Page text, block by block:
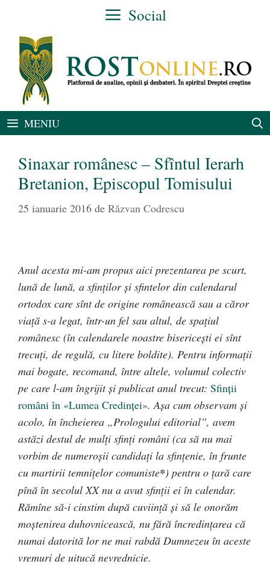
conținut
Social
MENIU
Sinaxar românesc – Sfîntul Ierarh
Bretanion, Episcopul Tomisului
25 ianuarie 2016 de Răzvan Codrescu
Anul acesta mi-am propus aici prezentarea pe scurt,
lună de lună, a sfinților și sfintelor din calendarul
ortodox care sînt de origine românească sau a căror
viață s-a legat, într-un fel sau altul, de spațiul
românesc (în calendarele noastre bisericești ei sînt
trecuți, de regulă, cu litere boldite). Pentru informații
mai bogate, recomand, între altele, volumul colectiv
pe care l-am îngrijit și publicat anul trecut: Sfinții
români în «Lumea Credinței». Așa cum observam și
acolo, în încheierea „Prologului editorial”, avem
astăzi destul de mulți sfinți români (ca să nu mai
vorbim de numeroșii candidați la sfințenie, în frunte
cu martirii temnițelor comuniste*) pentru o țară care
pînă în secolulXXnu a avut sfinții ei în calendar.
Rămîne să-i cinstim după cuviință și să le onorăm
moștenirea duhovnicească, nu fără încredințarea că
numai datorită lor ne mai rabdă Dumnezeu în aceste
vremuri de uitucă nevrednicie.